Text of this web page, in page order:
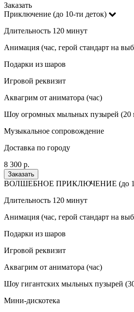
Заказать
Приключение (до 10-ти деток)
Длительность 120 минут
Анимация (час, герой стандарт на
Подарки из шаров
Игровой реквизит
Аквагрим от аниматора (час)
Шоу огромных мыльных пузырей (20
Музыкальное сопровождение
Доставка по городу
8 300 р.
Заказать
ВОЛШЕБНОЕ ПРИКЛЮЧЕНИЕ (до
Длительность 120 минут
Анимация (час, герой стандарт на
Подарки из шаров
Игровой реквизит
Аквагрим от аниматора (час)
Шоу гигантских мыльных пузырей
Мини-дискотека